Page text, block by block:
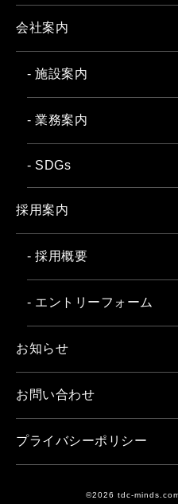
会社案内
- 施設案内
- 業務案内
- SDGs
採用案内
- 採用概要
- エントリーフォーム
お知らせ
お問い合わせ
プライバシーポリシー
©2026 tdc-